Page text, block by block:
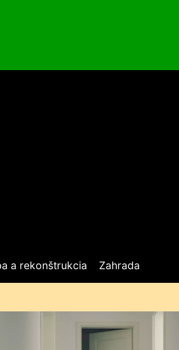
a rekonštrukcia Zahrada